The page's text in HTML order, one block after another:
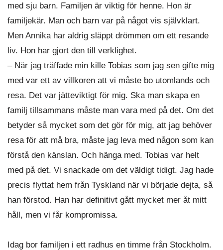
med sju barn. Familjen är viktig för henne. Hon är
familjekär. Man och barn var på något vis självklart.
Men Annika har aldrig släppt drömmen om ett resande
liv. Hon har gjort den till verklighet.
– När jag träffade min kille Tobias som jag sen gifte mig
med var ett av villkoren att vi måste bo utomlands och
resa. Det var jätteviktigt för mig. Ska man skapa en
familj tillsammans måste man vara med på det. Om det
betyder så mycket som det gör för mig, att jag behöver
resa för att må bra, måste jag leva med någon som kan
förstå den känslan. Och hänga med. Tobias var helt
med på det. Vi snackade om det väldigt tidigt. Jag hade
precis flyttat hem från Tyskland när vi började dejta, så
han förstod. Han har definitivt gått mycket mer åt mitt
håll, men vi får kompromissa.
Idag bor familjen i ett radhus en timme från Stockholm.